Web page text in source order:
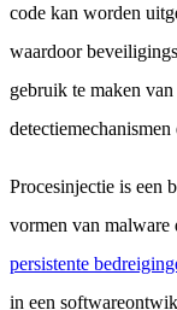
code kan worden
waardoor
gebruik te maken
Procesinjectie is een
vormen van malware
persistente
in een